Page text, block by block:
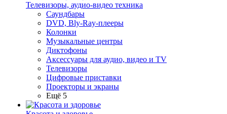
Телевизоры, аудио-видео техника
Саундбары
DVD, Bly-Ray-плееры
Колонки
Музыкальные центры
Диктофоны
Аксессуары для аудио, видео и TV
Телевизоры
Цифровые приставки
Проекторы и экраны
Ещё 5